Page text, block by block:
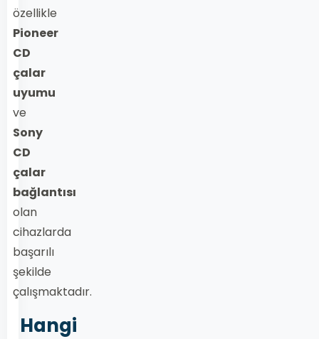
özellikle
Pioneer
CD
çalar
uyumu
ve
Sony
CD
çalar
bağlantısı
olan
cihazlarda
başarılı
şekilde
çalışmaktadır.
Hangi